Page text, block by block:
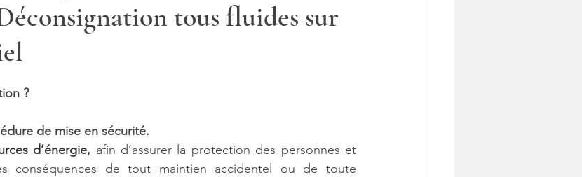
tous fluides sur
?
de mise en sécurité.
d’énergie, afin d’assurer la protection des personnes et
conséquences de tout maintien accidentel ou de toute